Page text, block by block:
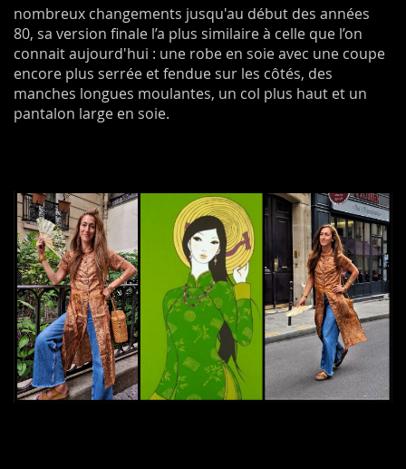
nombreux changements jusqu'au début des années
80, sa version finale l’a plus similaire à celle que l’on
connait aujourd'hui : une robe en soie avec une coupe
encore plus serrée et fendue sur les côtés, des
manches longues moulantes, un col plus haut et un
pantalon large en soie.